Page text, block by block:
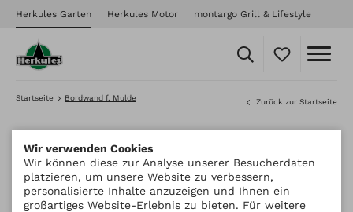
Herkules Garten Herkules Motor montargo Grill & Lifestyle
Startseite Bordwand f. Mulde Zurück zur Startseite
Wir verwenden Cookies
Wir können diese zur Analyse unserer Besucherdaten
platzieren, um unsere Website zu verbessern,
personalisierte Inhalte anzuzeigen und Ihnen ein
großartiges Website-Erlebnis zu bieten. Für weitere